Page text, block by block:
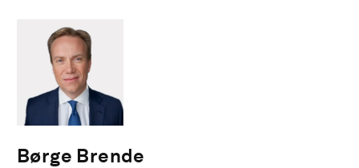
Børge Brende